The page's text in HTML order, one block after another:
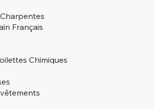
Français
Chimiques